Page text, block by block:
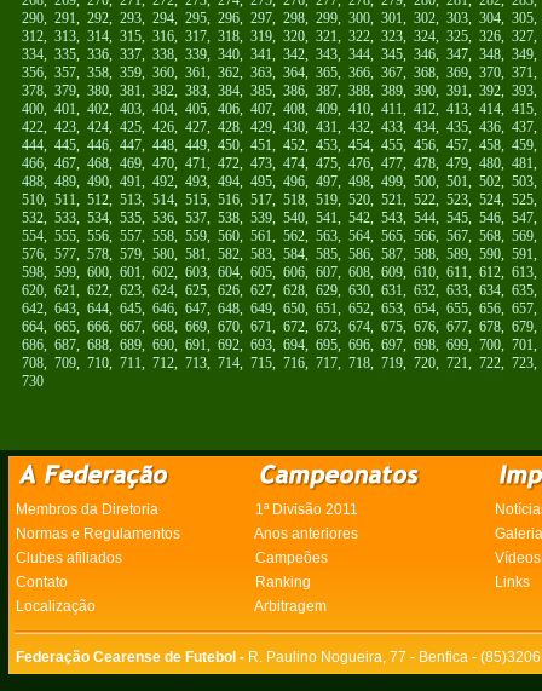
290, 291, 292, 293, 294, 295, 296, 297, 298, 299, 300, 301, 302, 303, 304, 305
312, 313, 314, 315, 316, 317, 318, 319, 320, 321, 322, 323, 324, 325, 326, 327
334, 335, 336, 337, 338, 339, 340, 341, 342, 343, 344, 345, 346, 347, 348, 349
356, 357, 358, 359, 360, 361, 362, 363, 364, 365, 366, 367, 368, 369, 370, 371
378, 379, 380, 381, 382, 383, 384, 385, 386, 387, 388, 389, 390, 391, 392, 393
400, 401, 402, 403, 404, 405, 406, 407, 408, 409, 410, 411, 412, 413, 414, 415
422, 423, 424, 425, 426, 427, 428, 429, 430, 431, 432, 433, 434, 435, 436, 437
444, 445, 446, 447, 448, 449, 450, 451, 452, 453, 454, 455, 456, 457, 458, 459
466, 467, 468, 469, 470, 471, 472, 473, 474, 475, 476, 477, 478, 479, 480, 481
488, 489, 490, 491, 492, 493, 494, 495, 496, 497, 498, 499, 500, 501, 502, 503
510, 511, 512, 513, 514, 515, 516, 517, 518, 519, 520, 521, 522, 523, 524, 525
532, 533, 534, 535, 536, 537, 538, 539, 540, 541, 542, 543, 544, 545, 546, 547
554, 555, 556, 557, 558, 559, 560, 561, 562, 563, 564, 565, 566, 567, 568, 569
576, 577, 578, 579, 580, 581, 582, 583, 584, 585, 586, 587, 588, 589, 590, 591
598, 599, 600, 601, 602, 603, 604, 605, 606, 607, 608, 609, 610, 611, 612, 613
620, 621, 622, 623, 624, 625, 626, 627, 628, 629, 630, 631, 632, 633, 634, 635
642, 643, 644, 645, 646, 647, 648, 649, 650, 651, 652, 653, 654, 655, 656, 657
664, 665, 666, 667, 668, 669, 670, 671, 672, 673, 674, 675, 676, 677, 678, 679
686, 687, 688, 689, 690, 691, 692, 693, 694, 695, 696, 697, 698, 699, 700, 701
708, 709, 710, 711, 712, 713, 714, 715, 716, 717, 718, 719, 720, 721, 722, 723
730
Membros da Diretoria 1ª Divisão 2011
Normas e Regulamentos
Anos anteriores
Clubes afiliados
Campeões
Vídeos
Contato
Ranking
Links
Localização
Arbitragem
Federação Cearense de Futebol - R. Paulino Nogueira, 77 - Benfica -